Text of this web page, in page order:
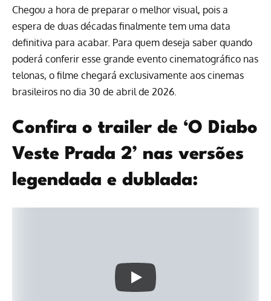
Chegou a hora de preparar o melhor visual, pois a
espera de duas décadas finalmente tem uma data
definitiva para acabar. Para quem deseja saber quando
poderá conferir esse grande evento cinematográfico nas
telonas, o filme chegará exclusivamente aos cinemas
brasileiros no dia 30 de abril de 2026.
Confira o trailer de ‘O Diabo
Veste Prada 2’ nas versões
legendada e dublada: